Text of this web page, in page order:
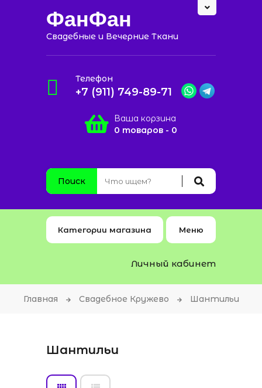
ФанФан
Свадебные и Вечерние Ткани
Телефон
+7 (911) 749-89-71
Ваша корзина
0 товаров - 0
Поиск
Категории магазина Меню
Личный кабинет
Главная Свадебное Кружево Шантильи
Шантильи